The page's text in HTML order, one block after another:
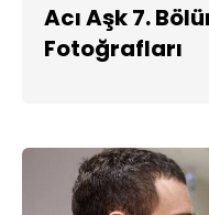
Acı Aşk 7.
Fotoğrafları